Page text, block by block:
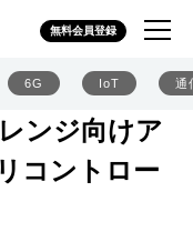
無料会員登録
6G IoT 通
ンジ向けア
コントロー